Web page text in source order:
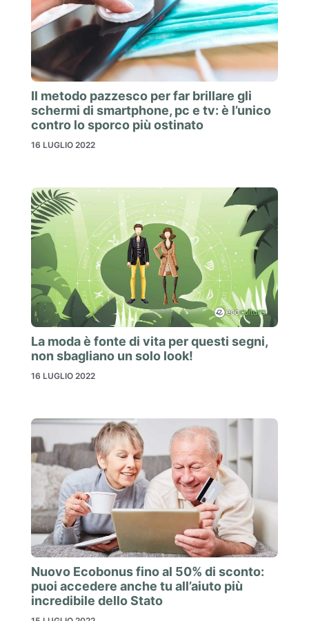
Il metodo pazzesco per far brillare gli
schermi di smartphone, pc e tv: è l’unico
contro lo sporco più ostinato
16 LUGLIO 2022
La moda è fonte di vita per questi segni,
non sbagliano un solo look!
16 LUGLIO 2022
Nuovo Ecobonus fino al 50% di sconto:
puoi accedere anche tu all’aiuto più
incredibile dello Stato